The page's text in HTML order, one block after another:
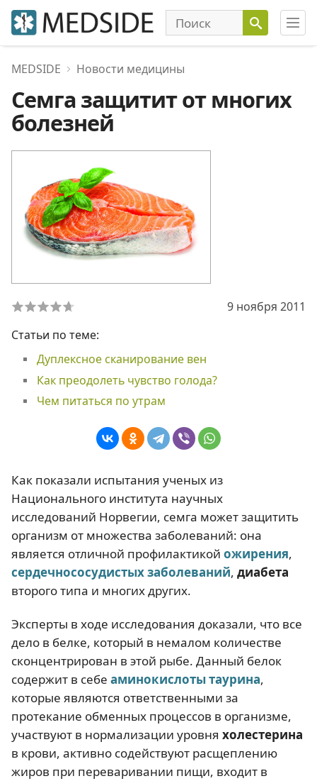
MEDSIDE Новости медицины
Семга защитит от многих
болезней
9 ноября 2011
Статьи по теме:
Дуплексное сканирование вен
Как преодолеть чувство голода?
Чем питаться по утрам
Как показали испытания ученых из
Национального института научных
исследований Норвегии, семга может защитить
организм от множества заболеваний: она
является отличной профилактикой ожирения,
сердечнососудистых заболеваний, диабета
второго типа и многих других.
Эксперты в ходе исследования доказали, что все
дело в белке, который в немалом количестве
сконцентрирован в этой рыбе. Данный белок
содержит в себе аминокислотытаурина,
которые являются ответственными за
протекание обменных процессов в организме,
участвуют в нормализации уровня холестерина
в крови, активно содействуют расщеплению
жиров при переваривании пищи, входит в